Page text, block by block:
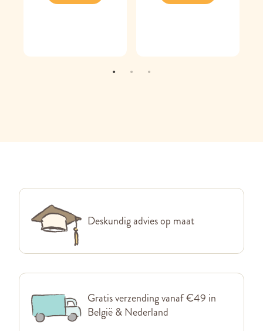
Deskundig advies op maat
Gratis verzending vanaf €49 in
België & Nederland